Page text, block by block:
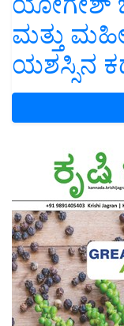
ಮತ್ತು
ಯಶಸ್ಸಿನ